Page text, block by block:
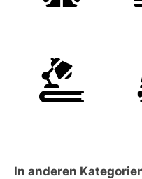
In anderen